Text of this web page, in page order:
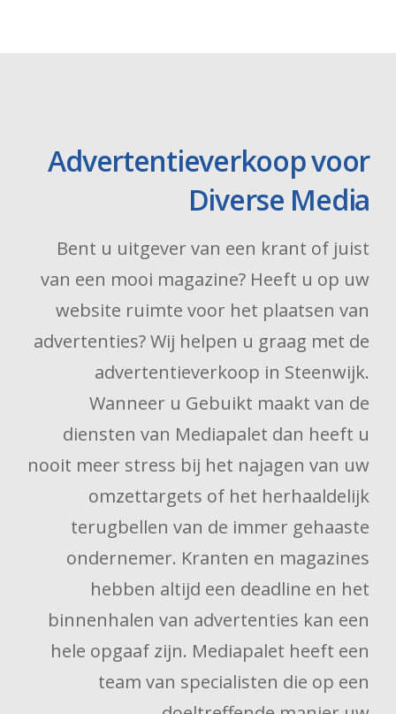
Advertentieverkoop voor
Diverse Media
Bent u uitgever van een krant of juist
van een mooi magazine? Heeft u op uw
website ruimte voor het plaatsen van
advertenties? Wij helpen u graag met de
advertentieverkoop in Steenwijk.
Wanneer u Gebuikt maakt van de
diensten van Mediapalet dan heeft u
nooit meer stress bij het najagen van uw
omzettargets of het herhaaldelijk
terugbellen van de immer gehaaste
ondernemer. Kranten en magazines
hebben altijd een deadline en het
binnenhalen van advertenties kan een
hele opgaaf zijn. Mediapalet heeft een
team van specialisten die op een